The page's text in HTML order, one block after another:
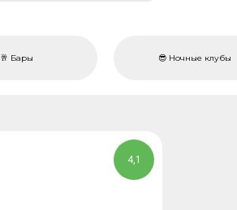
😎 Ночные клубы
🥂 Бары
4,1